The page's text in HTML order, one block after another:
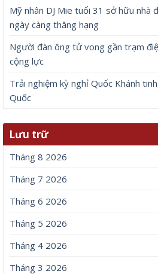
Mỹ nhân DJ Mie tuổi 31 sở hữu nhà
ngày càng thăng hạng
Người đàn ông tử vong gần trạm
cộng lực
Trải nghiệm kỳ nghỉ Quốc Khánh
Quốc
Lưu trữ
Tháng 8 2026
Tháng 7 2026
Tháng 6 2026
Tháng 5 2026
Tháng 4 2026
Tháng 3 2026